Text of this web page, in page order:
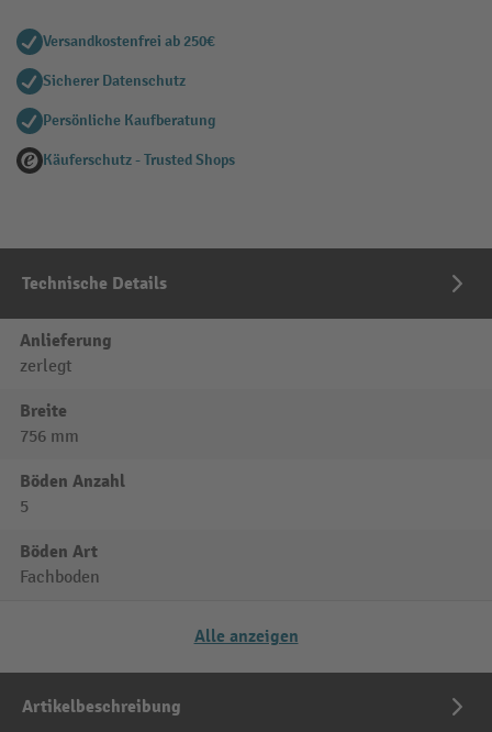
Versandkostenfrei ab 250€
Sicherer Datenschutz
Persönliche Kaufberatung
Käuferschutz - Trusted Shops
Technische Details
Anlieferung
zerlegt
Breite
756 mm
Böden Anzahl
5
Böden Art
Fachboden
Alle anzeigen
Artikelbeschreibung